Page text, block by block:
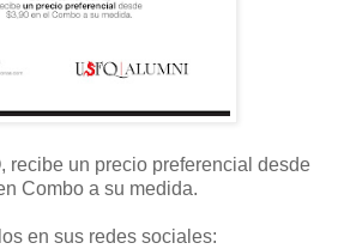
recibe un precio preferencial desde
Combo a su medida.
en sus redes sociales: